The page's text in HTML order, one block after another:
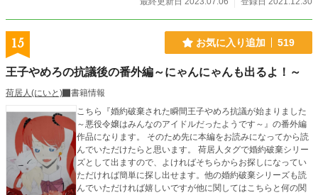
子ではないと教えてやらないとね……？
15 お気に入り追加 519
王子やめろの抗議後の番外編～にゃんにゃんも出るよ！～
荷居人(にいと)
書籍情報
こちら『婚約破棄された瞬間王子やめろ抗議が始まりました
～悪役令嬢はみんなのアイドルだったようです～』の番外編
作品になります。 そのため先に本編をお読みになってから読
んでいただけたらと思います。 荷居人タグで婚約破棄シリー
ズとして出ますので、よければそちらからお探しになってい
ただければ簡単に探し出せます。他の婚約破棄シリーズも読
んでいただければ嬉しいですが他に関してはこちらと何の関